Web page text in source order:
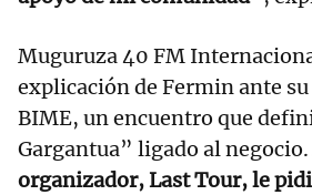
Muguruza 40 FM
explicación de Fermin ante
BIME, un encuentro que
Gargantua” ligado al negocio.
organizador, Last Tour, le